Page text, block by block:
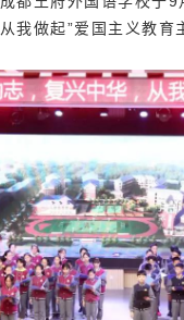
我做起”爱国主义教育